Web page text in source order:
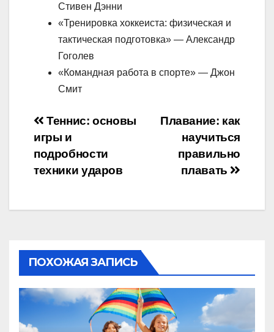
Стивен Дэнни
«Тренировка хоккеиста: физическая и
тактическая подготовка» — Александр
Гоголев
«Командная работа в спорте» — Джон
Смит
Навигация
по
записям
Плавание: как
научиться
правильно
плавать
Теннис: основы
игры и
подробности
техники ударов
ПОХОЖАЯ ЗАПИСЬ